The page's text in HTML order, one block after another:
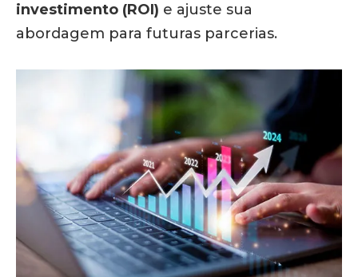
investimento (ROI) e ajuste sua
abordagem para futuras parcerias.